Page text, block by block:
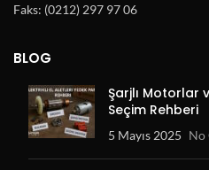
Faks: (0212) 297 97 06
BLOG
Şarjlı Motorlar
Seçim Rehberi
5 Mayıs 2025 No